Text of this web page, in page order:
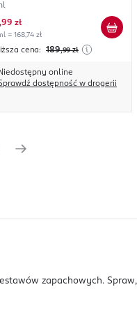
,99 zł
= 168,74 zł
cena: 189,99 zł
Niedostępny online
dostępność w drogerii
zapachowych.